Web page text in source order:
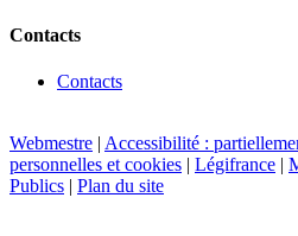
Contacts
Contacts
Webmestre | Accessibilité :
personnelles et cookies | Légifrance |
Publics | Plan du site